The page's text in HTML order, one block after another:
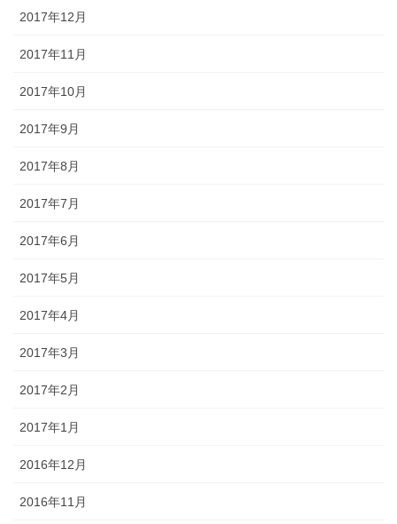
2017年12月
2017年11月
2017年10月
2017年9月
2017年8月
2017年7月
2017年6月
2017年5月
2017年4月
2017年3月
2017年2月
2017年1月
2016年12月
2016年11月